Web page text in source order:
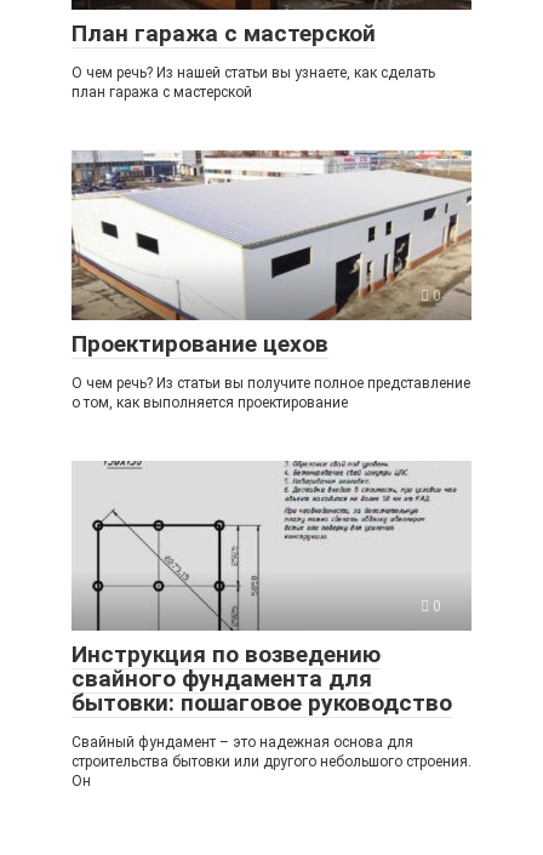
План гаража с мастерской
О чем речь? Из нашей статьи вы узнаете, как сделать
план гаража с мастерской
0
Проектирование цехов
О чем речь? Из статьи вы получите полное представление
о том, как выполняется проектирование
0
Инструкция по возведению
свайного фундамента для
бытовки: пошаговое руководство
Свайный фундамент – это надежная основа для
строительства бытовки или другого небольшого строения.
Он